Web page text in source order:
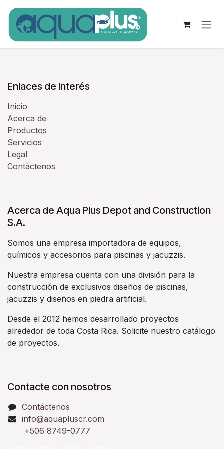
Ir al contenido
Enlaces de Interés
Inicio
Acerca de
Productos
Servicios
Legal
Contáctenos
Acerca de Aqua Plus Depot and Construction
S.A.
Somos una empresa importadora de equipos,
químicos y accesorios para piscinas y jacuzzis.
Nuestra empresa cuenta con una división para la
construcción de exclusivos diseños de piscinas,
jacuzzis y diseños en piedra artificial.
Desde el 2012 hemos desarrollado proyectos
alrededor de toda Costa Rica. Solicite nuestro catálogo
de proyectos.
Contacte con nosotros
Contáctenos
info@aquapluscr.com
+506 8749-0777